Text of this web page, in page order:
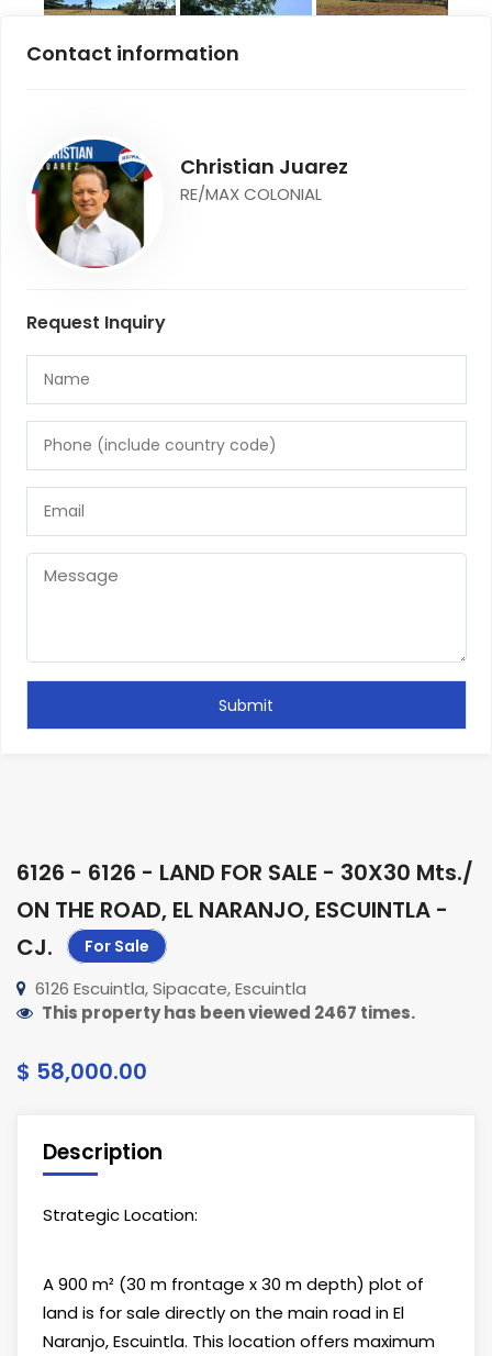
Contact information
Christian Juarez
RE/MAX COLONIAL
Request Inquiry
6126 - 6126 - LAND FOR SALE - 30X30 Mts./
ON THE ROAD, EL NARANJO, ESCUINTLA -
CJ. For Sale
6126 Escuintla, Sipacate, Escuintla
This property has been viewed 2467 times.
$ 58,000.00
Description
Strategic Location:
A 900 m² (30 m frontage x 30 m depth) plot of
land is for sale directly on the main road in El
Naranjo, Escuintla. This location offers maximum